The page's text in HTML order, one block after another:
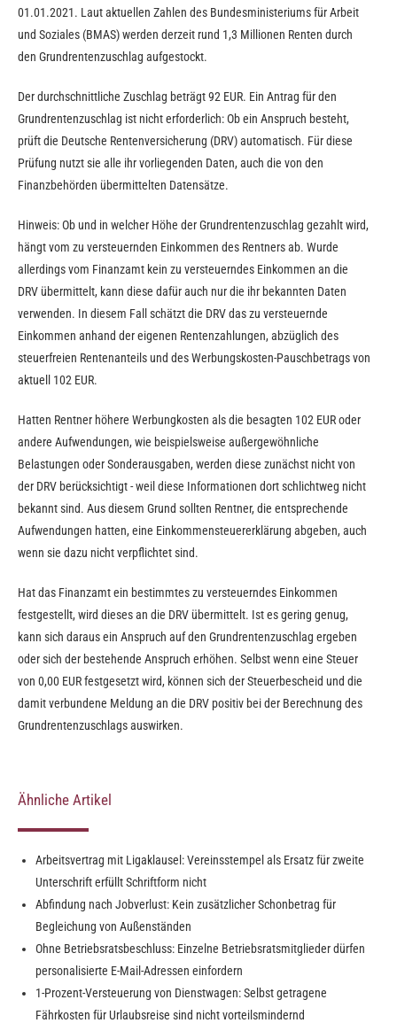
01.01.2021. Laut aktuellen Zahlen des Bundesministeriums für Arbeit
und Soziales (BMAS) werden derzeit rund 1,3 Millionen Renten durch
den Grundrentenzuschlag aufgestockt.
Der durchschnittliche Zuschlag beträgt 92 EUR. Ein Antrag für den
Grundrentenzuschlag ist nicht erforderlich: Ob ein Anspruch besteht,
prüft die Deutsche Rentenversicherung (DRV) automatisch. Für diese
Prüfung nutzt sie alle ihr vorliegenden Daten, auch die von den
Finanzbehörden übermittelten Datensätze.
Hinweis: Ob und in welcher Höhe der Grundrentenzuschlag gezahlt wird,
hängt vom zu versteuernden Einkommen des Rentners ab. Wurde
allerdings vom Finanzamt kein zu versteuerndes Einkommen an die
DRV übermittelt, kann diese dafür auch nur die ihr bekannten Daten
verwenden. In diesem Fall schätzt die DRV das zu versteuernde
Einkommen anhand der eigenen Rentenzahlungen, abzüglich des
steuerfreien Rentenanteils und des Werbungskosten-Pauschbetrags von
aktuell 102 EUR.
Hatten Rentner höhere Werbungkosten als die besagten 102 EUR oder
andere Aufwendungen, wie beispielsweise außergewöhnliche
Belastungen oder Sonderausgaben, werden diese zunächst nicht von
der DRV berücksichtigt - weil diese Informationen dort schlichtweg nicht
bekannt sind. Aus diesem Grund sollten Rentner, die entsprechende
Aufwendungen hatten, eine Einkommensteuererklärung abgeben, auch
wenn sie dazu nicht verpflichtet sind.
Hat das Finanzamt ein bestimmtes zu versteuerndes Einkommen
festgestellt, wird dieses an die DRV übermittelt. Ist es gering genug,
kann sich daraus ein Anspruch auf den Grundrentenzuschlag ergeben
oder sich der bestehende Anspruch erhöhen. Selbst wenn eine Steuer
von 0,00 EUR festgesetzt wird, können sich der Steuerbescheid und die
damit verbundene Meldung an die DRV positiv bei der Berechnung des
Grundrentenzuschlags auswirken.
Ähnliche Artikel
Arbeitsvertrag mit Ligaklausel: Vereinsstempel als Ersatz für zweite
Unterschrift erfüllt Schriftform nicht
Abfindung nach Jobverlust: Kein zusätzlicher Schonbetrag für
Begleichung von Außenständen
Ohne Betriebsratsbeschluss: Einzelne Betriebsratsmitglieder dürfen
personalisierte E-Mail-Adressen einfordern
1-Prozent-Versteuerung von Dienstwagen: Selbst getragene
Fährkosten für Urlaubsreise sind nicht vorteilsmindernd